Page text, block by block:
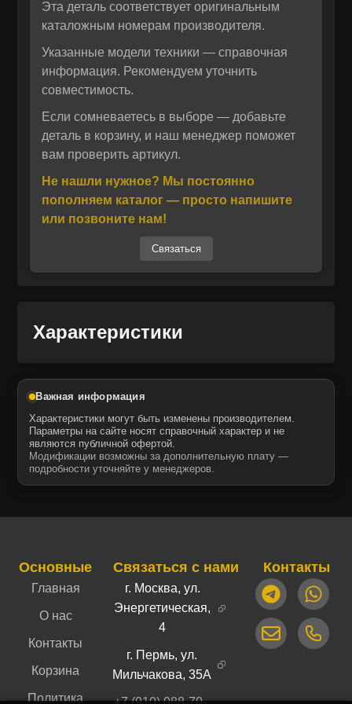
Отправить
Политика конфиденциальности
Отправить
Даю своё согласие на обработку персональных данных.
Политика конфиденциальности
Эта деталь соответствует оригинальным
каталожным номерам производителя.
Указанные модели техники — справочная
информация. Рекомендуем уточнить
совместимость.
Если сомневаетесь в выборе — добавьте
деталь в корзину, и наш менеджер поможет
вам проверить артикул.
Не нашли нужное? Мы постоянно
пополняем каталог — просто напишите
или позвоните нам!
Связаться
Характеристики
Важная информация
Характеристики могут быть изменены производителем.
Параметры на сайте носят справочный характер и не
являются публичной офертой.
Модификации возможны за дополнительную плату —
подробности уточняйте у менеджеров.
Основные
Главная
О нас
Контакты
Корзина
Политика
Связаться с нами
г. Москва, ул.
Энергетическая,
4
г. Пермь, ул.
Мильчакова, 35А
Контакты